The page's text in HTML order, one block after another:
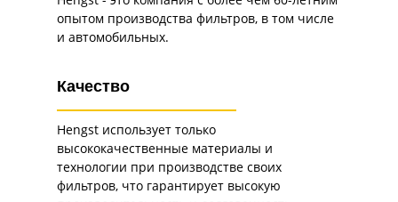
опытом производства фильтров, в том числе
и автомобильных.
Качество
Hengst использует только
высококачественные материалы и
технологии при производстве своих
фильтров, что гарантирует высокую